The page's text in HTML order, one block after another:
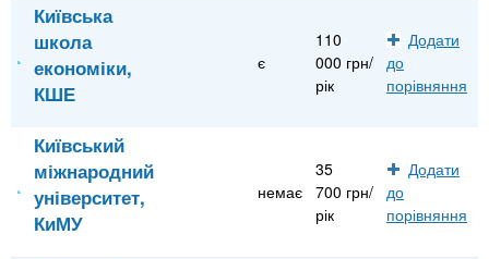
Київська
школа
економіки,
КШЕ
є
110
000 грн/
рік
Додати
до
порівняння
Київський
міжнародний
університет,
КиМУ
немає
35
700 грн/
рік
Додати
до
порівняння